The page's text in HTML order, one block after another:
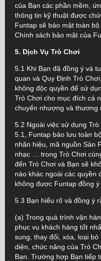
của Bạn các phần mềm,
thông tin kỹ thuật được
Funtap sẽ bảo mật toàn
Chính sách bảo mật của
5. Dịch Vụ Trò Chơi
5.1 Khi Bạn đã đồng ý và
quan và Quy Định Trò
không độc quyền để sử
Trò Chơi cho mục đích cá
chuyển nhượng và thương
5.2 Ngoài việc sử dụng
5.1, Funtap bảo lưu toàn
nhãn hiệu, mã nguồn Sản
nhạc … trong Trò Chơi
đến Trò Chơi và Bạn sẽ
nào khác ngoài các quyền
không được Funtap đồng
5.3 Bạn hiểu rõ và đồng ý
(a) Trong quá trình vận
phục vụ khách hàng tốt
sung, thay đổi, xóa, loại
diện, chức năng của Trò
Bạn. Trường hợp Bạn tiếp